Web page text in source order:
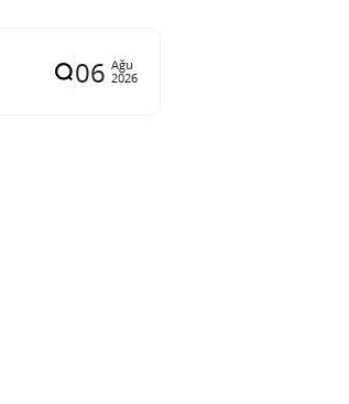
06 Ağu
2026